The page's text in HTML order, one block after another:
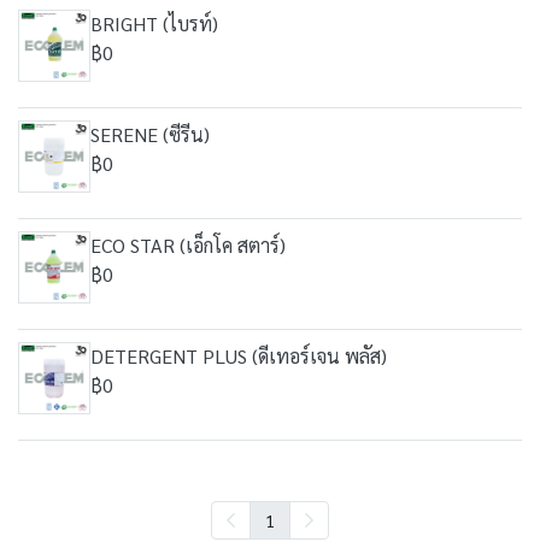
BRIGHT (ไบรท์)
฿0
SERENE (ซีรีน)
฿0
ECO STAR (เอ็กโค สตาร์)
฿0
DETERGENT PLUS (ดีเทอร์เจน พลัส)
฿0
1